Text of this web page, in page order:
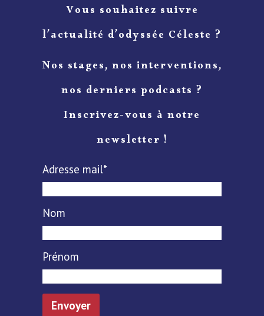
Vous souhaitez suivre
l’actualité d’odyssée Céleste ?
Nos stages, nos interventions,
nos derniers podcasts ?
Inscrivez-vous à notre
newsletter !
Adresse mail*
Nom
Prénom